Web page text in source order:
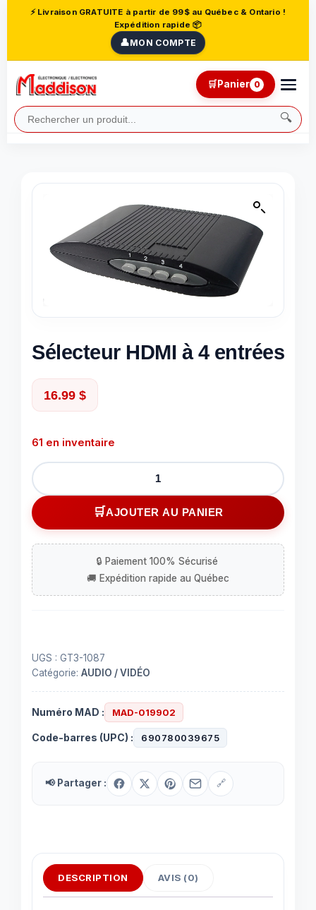
⚡ Livraison GRATUITE à partir de 99$ au Québec & Ontario !
Expédition rapide 📦
👤MON COMPTE
🔍
🛒Panier 0
Sélecteur HDMI à 4 entrées
16.99 $
61 en inventaire
quantité
de
Sélecteur
HDMI
4
entrées
AJOUTER AU PANIER
UGS : GT3-1087
Catégorie: AUDIO / VIDÉO
Numéro MAD : MAD-019902
Code-barres (UPC) : 690780039675
📢 Partager : 🔗
DESCRIPTION AVIS (0)